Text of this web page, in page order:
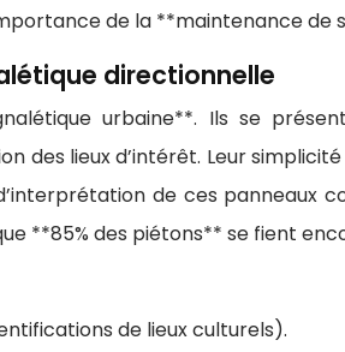
de la **maintenance de
directionnelle
urbaine**. Ils se
des lieux d’intérêt. Leur
de ces panneaux
**85% des piétons** se fient
de lieux culturels).